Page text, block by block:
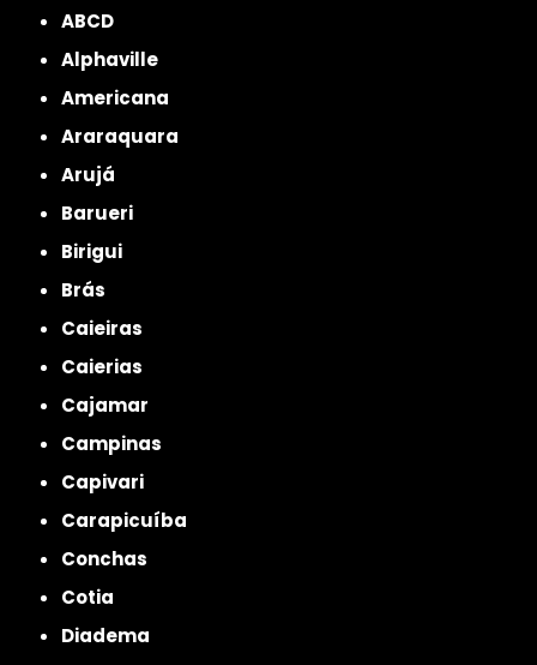
ABCD
Alphaville
Americana
Araraquara
Arujá
Barueri
Birigui
Brás
Caieiras
Caierias
Cajamar
Campinas
Capivari
Carapicuíba
Conchas
Cotia
Diadema